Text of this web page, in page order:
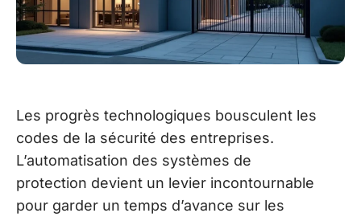
Les progrès technologiques bousculent les
codes de la sécurité des entreprises.
L’automatisation des systèmes de
protection devient un levier incontournable
pour garder un temps d’avance sur les